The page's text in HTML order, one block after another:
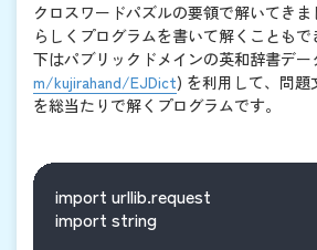
クロスワードパズルの要領で解いてき
らしくプログラムを書いて解くこともで
下はパブリックドメインの英和辞書デー
m/kujirahand/EJDict) を利用して、問題
を総当たりで解くプログラムです。
import urllib.request
import string